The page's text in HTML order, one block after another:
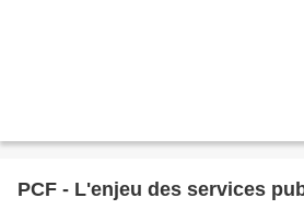
PCF - L'enjeu des services